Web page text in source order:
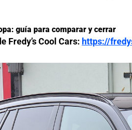
guía para comparar y cerrar
Fredy’s Cool Cars: https://